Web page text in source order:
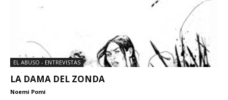
EL ABUSO - ENTREVISTAS
LA DAMA DEL ZONDA
Noemi Pomi